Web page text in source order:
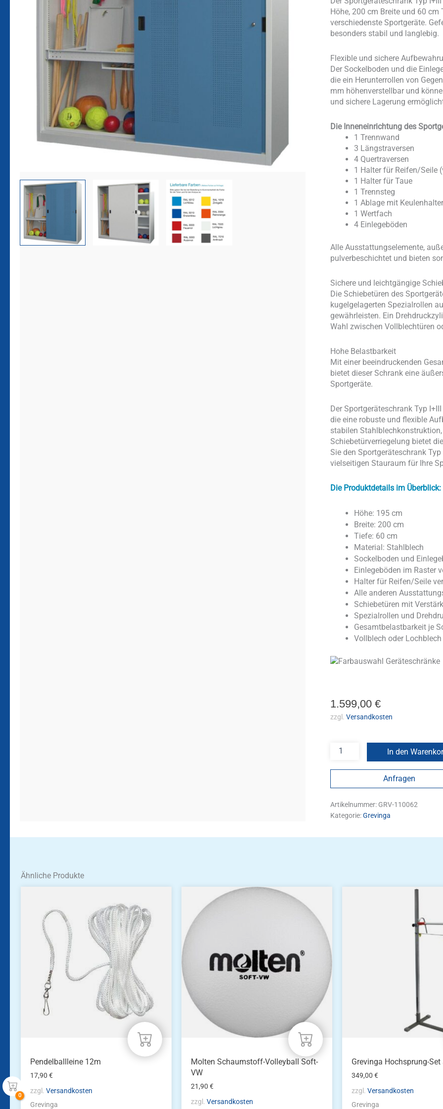
Höhe, 200 cm Breite und 60
verschiedenste Sportgeräte.
besonders stabil und langlebig.
Flexible und sichere
Der Sockelboden und die
die ein Herunterrollen von
mm höhenverstellbar und
und sichere Lagerung
Die Inneneinrichtung des
1 Trennwand
3 Längstraversen
4 Quertraversen
1 Halter für Reifen/Seile
1 Halter für Taue
1 Trennsteg
1 Ablage mit Keulenhalter
1 Wertfach
4 Einlegeböden
Alle Ausstattungselemente,
pulverbeschichtet und bieten
Sichere und leichtgängige
Die Schiebetüren des
kugelgelagerten Spezialrollen
gewährleisten. Ein
Wahl zwischen Vollblechtüren
Hohe Belastbarkeit
Mit einer beeindruckenden
bietet dieser Schrank eine
Sportgeräte.
Der Sportgeräteschrank Typ
die eine robuste und flexible
stabilen
Schiebetürverriegelung bietet
Sie den Sportgeräteschrank
vielseitigen Stauraum für Ihre
Die Produktdetails im Überblick:
Höhe: 195 cm
Breite: 200 cm
Tiefe: 60 cm
Material: Stahlblech
Sockelboden und
Einlegeböden im Raster
Halter für Reifen/Seile
Alle anderen
Schiebetüren mit
Spezialrollen und
Gesamtbelastbarkeit je
Vollblech oder
1.599,00 €
zzgl. Versandkosten
In den
Anfragen
Artikelnummer: GRV-110062
Kategorie:Grevinga
Ähnliche Produkte
Pendelballleine 12m
17,90€
zzgl.Versandkosten
Grevinga
Molten Schaumstoff-Volleyball Soft-
VW
21,90€
zzgl.Versandkosten
Grevinga Hochsprung-
349,00€
zzgl.Versandkosten
Grevinga